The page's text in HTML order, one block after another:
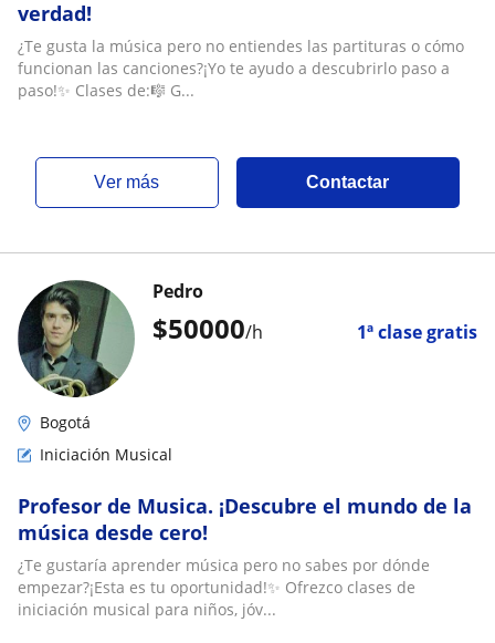
verdad!
¿Te gusta la música pero no entiendes las partituras o cómo
funcionan las canciones?¡Yo te ayudo a descubrirlo paso a
paso!✨ Clases de:🎼 G...
ver más Contactar
$50000/h 1ª clase gratis
Pedro
Bogotá
Iniciación Musical
Profesor de Musica. ¡Descubre el mundo de la
música desde cero!
¿Te gustaría aprender música pero no sabes por dónde
empezar?¡Esta es tu oportunidad!✨ Ofrezco clases de
iniciación musical para niños, jóv...